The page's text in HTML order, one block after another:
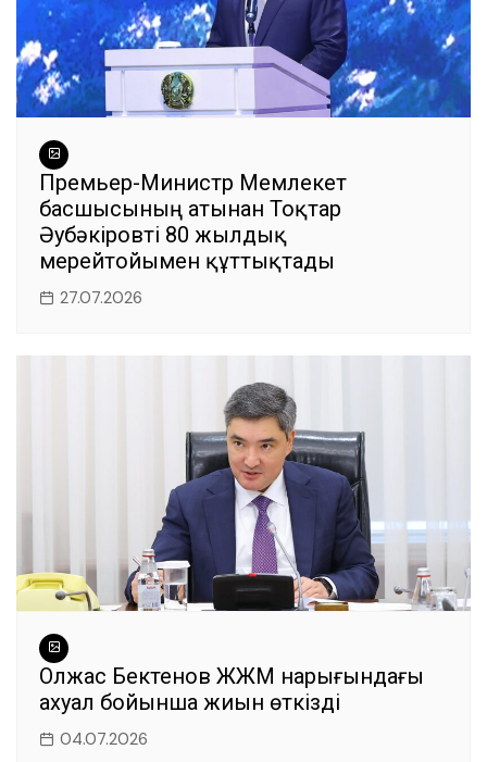
Премьер-Министр Мемлекет
басшысының атынан Тоқтар
Әубәкіровті 80 жылдық
мерейтойымен құттықтады
27.07.2026
Олжас Бектенов ЖЖМ нарығындағы
ахуал бойынша жиын өткізді
04.07.2026